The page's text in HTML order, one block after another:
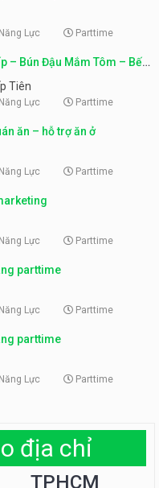
Lực Parttime
– Bún Đậu Mắm Tôm – Bếp
Tiên
Lực Parttime
ăn – hỗ trợ ăn ở
Lực Parttime
Lực Parttime
parttime
Lực Parttime
parttime
Lực Parttime
địa chỉ
TPHCM